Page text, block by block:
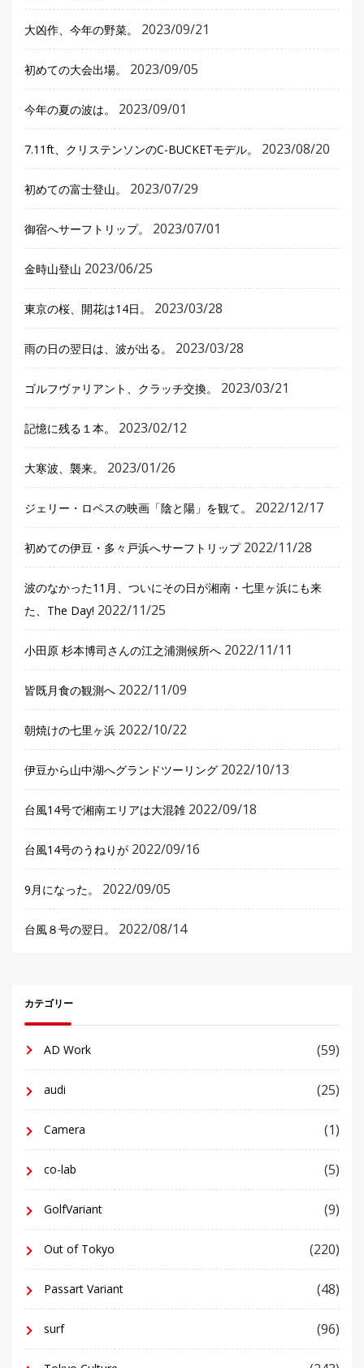
大凶作、今年の野菜。 2023/09/21
初めての大会出場。 2023/09/05
今年の夏の波は。 2023/09/01
7.11ft、クリステンソンのC-BUCKETモデル。 2023/08/20
初めての富士登山。 2023/07/29
御宿へサーフトリップ。 2023/07/01
金時山登山 2023/06/25
東京の桜、開花は14日。 2023/03/28
雨の日の翌日は、波が出る。 2023/03/28
ゴルフヴァリアント、クラッチ交換。 2023/03/21
記憶に残る１本。 2023/02/12
大寒波、襲来。 2023/01/26
ジェリー・ロペスの映画「陰と陽」を観て。 2022/12/17
初めての伊豆・多々戸浜へサーフトリップ 2022/11/28
波のなかった11月、ついにその日が湘南・七里ヶ浜にも来
た、The Day! 2022/11/25
小田原 杉本博司さんの江之浦測候所へ 2022/11/11
皆既月食の観測へ 2022/11/09
朝焼けの七里ヶ浜 2022/10/22
伊豆から山中湖へグランドツーリング 2022/10/13
台風14号で湘南エリアは大混雑 2022/09/18
台風14号のうねりが 2022/09/16
9月になった。 2022/09/05
台風８号の翌日。 2022/08/14
カテゴリー
AD Work (59)
audi (25)
Camera (1)
co-lab (5)
GolfVariant (9)
Out of Tokyo (220)
Passart Variant (48)
surf (96)